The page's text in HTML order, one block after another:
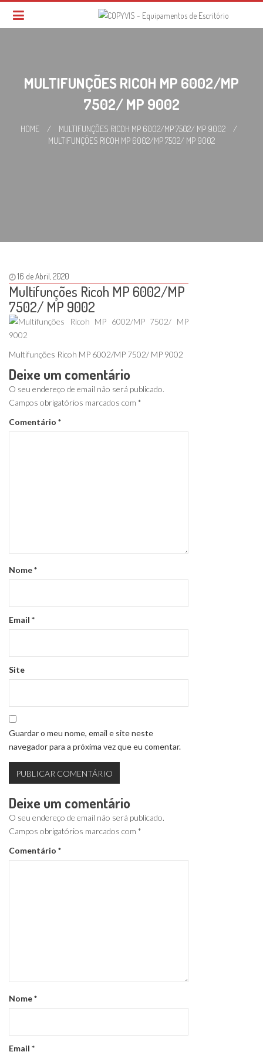
MULTIFUNÇÕES RICOH MP 6002/MP
7502/ MP 9002
HOME / MULTIFUNÇÕES RICOH MP 6002/MP 7502/ MP 9002
/
MULTIFUNÇÕES RICOH MP 6002/MP 7502/ MP 9002
16 de Abril, 2020
Multifunções Ricoh MP 6002/MP
7502/ MP 9002
Multifunções Ricoh MP 6002/MP 7502/ MP 9002
Deixe um comentário
O seu endereço de email não será publicado.
Campos obrigatórios marcados com *
Comentário *
Nome*
Email *
Site
Guardar o meu nome, email e site neste
navegador para a próxima vez que eu comentar.
Deixe um comentário
O seu endereço de email não será publicado.
Campos obrigatórios marcados com *
Comentário *
Nome*
Email *